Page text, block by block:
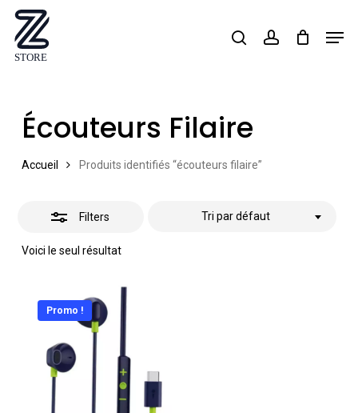
Skip
main
searchaccount
Écouteurs Filaire
Accueil Produits identifiés “écouteurs filaire”
Filters
Voici le seul résultat
Tri par défaut
Close
Promo !